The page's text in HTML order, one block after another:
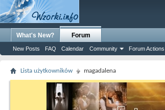
What's New? Forum
New Posts FAQ Calendar Community Forum Actions
Lista użytkowników magadalena